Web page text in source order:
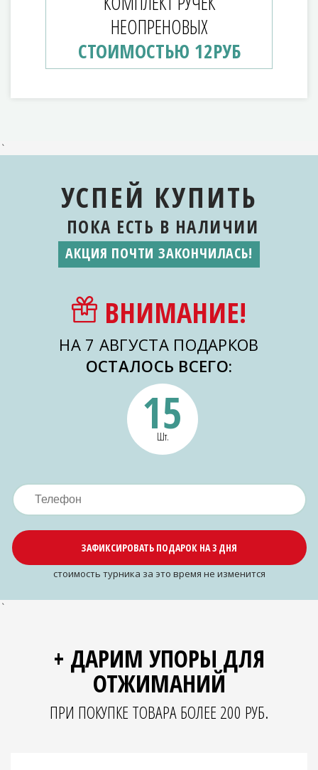
НЕОПРЕНОВЫХ
СТОИМОСТЬЮ 12РУБ
`
УСПЕЙ КУПИТЬ
ПОКА ЕСТЬ В НАЛИЧИИ
АКЦИЯ ПОЧТИ ЗАКОНЧИЛАСЬ!
ВНИМАНИЕ!
НА 7 АВГУСТА ПОДАРКОВ
ОСТАЛОСЬ ВСЕГО:
15
Шт.
ЗАФИКСИРОВАТЬ ПОДАРОК НА 3 ДНЯ
cтоимость турника за это время не изменится
`
+ ДАРИМ УПОРЫ ДЛЯ
ОТЖИМАНИЙ
ПРИ ПОКУПКЕ ТОВАРА БОЛЕЕ 200 РУБ.